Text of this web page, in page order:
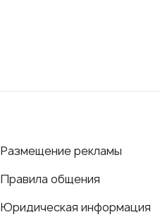
Размещение рекламы
Правила общения
Юридическая информация